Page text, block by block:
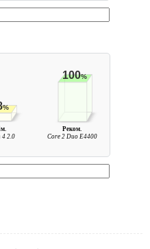
%
100%
4 2.0
Реком.
Core 2 Duo E4400